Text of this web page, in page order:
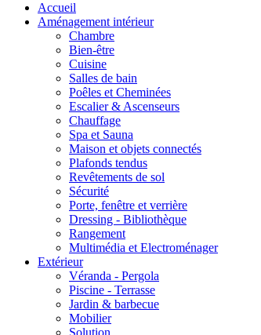
Accueil
Aménagement intérieur
Chambre
Bien-être
Cuisine
Salles de bain
Poêles et Cheminées
Escalier & Ascenseurs
Chauffage
Spa et Sauna
Maison et objets connectés
Plafonds tendus
Revêtements de sol
Sécurité
Porte, fenêtre et verrière
Dressing - Bibliothèque
Rangement
Multimédia et Electroménager
Extérieur
Véranda - Pergola
Piscine - Terrasse
Jardin & barbecue
Mobilier